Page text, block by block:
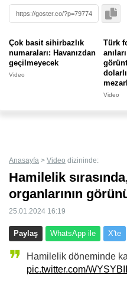
Bu formile
Çok basit sihirbazlık
numaraları: Havanızdan
geçilmeyecek
Video
Türk
Video
Anasayfa > Video dizininde:
Hamilelik
organlarının
25.01.2024 16:19
Paylaş WhatsApp ile X'te
Hamilelik döneminde
pic.twitter.com/